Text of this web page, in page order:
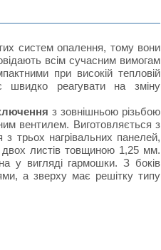
систем опалення, тому вони
всім сучасним вимогам
при високій тепловій
швидко реагувати на зміну
з зовнішньою різьбою
вентилем. Виготовляється з
з трьох нагрівальних панелей,
листів товщиною 1,25 мм.
у вигляді гармошки. З боків
а зверху має решітку типу